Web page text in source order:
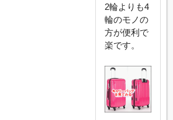
2輪よりも4
輪のモノの
方が便利で
楽です。